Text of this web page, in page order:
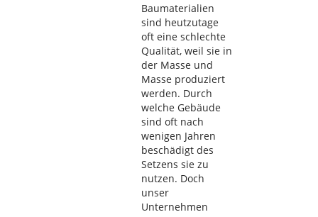
Baumaterialien
sind heutzutage
oft eine schlechte
Qualität, weil sie in
der Masse und
Masse produziert
werden. Durch
welche Gebäude
sind oft nach
wenigen Jahren
beschädigt des
Setzens sie zu
nutzen. Doch
unser
Unternehmen